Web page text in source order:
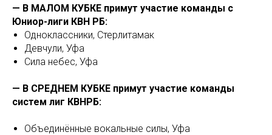
— В МАЛОМ КУБКЕ примут участие команды с
Юниор-лиги КВН РБ:
Одноклассники, Стерлитамак
Девчули, Уфа
Сила небес, Уфа
— В СРЕДНЕМ КУБКЕ примут участие команды
систем лиг КВНРБ:
Объединённые вокальные силы, Уфа